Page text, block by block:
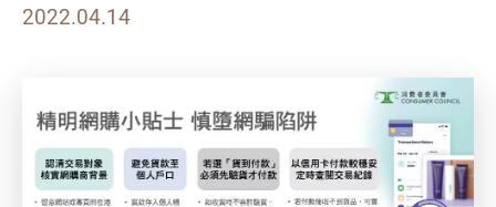
2022.04.14